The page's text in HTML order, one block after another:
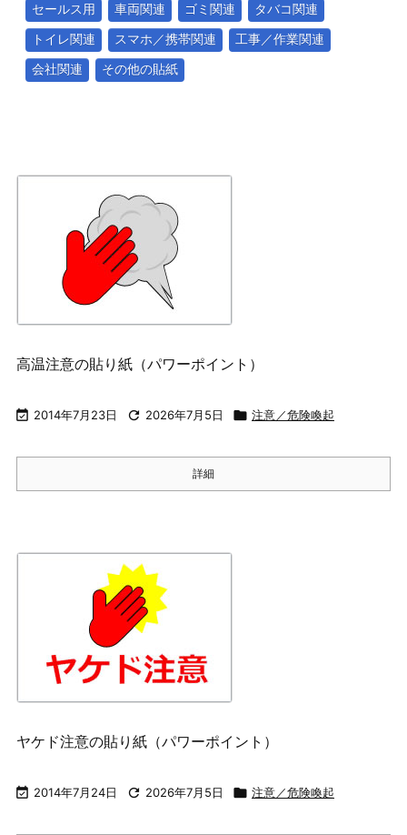
セールス用
車両関連 ゴミ関連
タバコ関連
トイレ関連
スマホ／携帯関連
工事／作業関連
会社関連
その他の貼紙
高温注意の貼り紙（パワーポイント）
 2014年7月23日  2026年7月5日  注意／危険喚起
詳細
ヤケド注意の貼り紙（パワーポイント）
 2014年7月24日  2026年7月5日  注意／危険喚起